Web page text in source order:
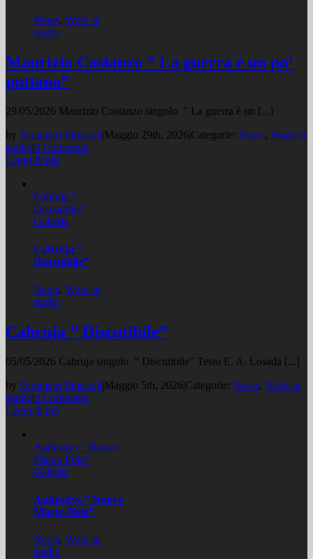
News, Work in
studio
Maurizio Costanzo ” La guerra è un po’
puttana”
29/05/2026 Maurizio Costanzo singolo " La guerra è un [...]
by Parametri Musicali|Maggio 29th, 2026|Categorie: News, Work in
studio|0 Commenti
Leggi di più
Cabruja ”
Discutibile”
Galleria
Cabruja ”
Discutibile”
News, Work in
studio
Cabruja ” Discutibile”
05/05/2026 Cabruja singolo " Discutibile" Testo E. A. Losada [...]
by Parametri Musicali|Maggio 5th, 2026|Categorie: News, Work in
studio|0 Commenti
Leggi di più
Aphrodys ” Nuovo
Marco Polo”
Galleria
Aphrodys ” Nuovo
Marco Polo”
News, Work in
studio